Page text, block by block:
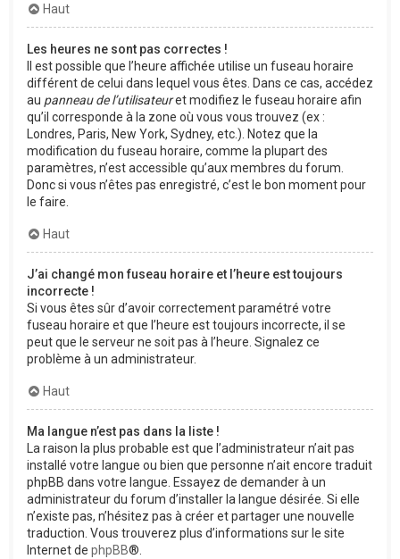
Haut
Les heures ne sont pas correctes !
Il est possible que l’heure affichée utilise un fuseau horaire
différent de celui dans lequel vous êtes. Dans ce cas, accédez
au panneau de l’utilisateuret modifiez le fuseau horaire afin
qu’il corresponde à la zone où vous vous trouvez (ex :
Londres, Paris, New York, Sydney, etc.). Notez que la
modification du fuseau horaire, comme la plupart des
paramètres, n’est accessible qu’aux membres du forum.
Donc si vous n’êtes pas enregistré, c’est le bon moment pour
le faire.
Haut
J’ai changé mon fuseau horaire et l’heure est toujours
incorrecte !
Si vous êtes sûr d’avoir correctement paramétré votre
fuseau horaire et que l’heure est toujours incorrecte, il se
peut que le serveur ne soit pas à l’heure. Signalez ce
problème à un administrateur.
Haut
Ma langue n’est pas dans la liste !
La raison la plus probable est que l’administrateur n’ait pas
installé votre langue ou bien que personne n’ait encore traduit
phpBB dans votre langue. Essayez de demander à un
administrateur du forum d’installer la langue désirée. Si elle
n’existe pas, n’hésitez pas à créer et partager une nouvelle
traduction. Vous trouverez plus d’informations sur le site
Internet de phpBB®.